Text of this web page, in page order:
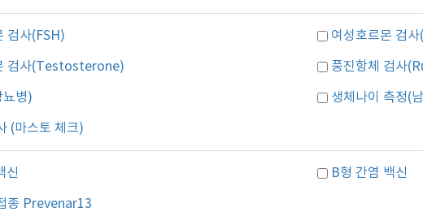
검사(FSH) 여성호르몬 검
검사(Testosterone) 풍진항체 검사
뇨병) 생체나이 측정(
(마스토 체크)
신 B형 간염 백신
종 Prevenar13